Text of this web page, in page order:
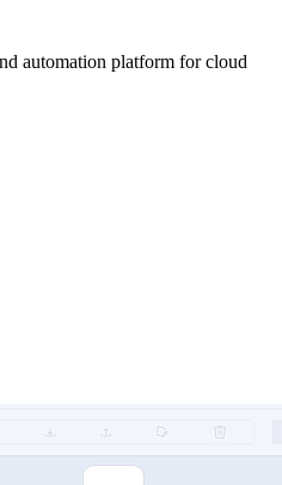
automation platform for cloud